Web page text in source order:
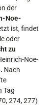
der
Noe-
ist, findet
oder
zu
Noe-
Nach
Tag
274, 277)